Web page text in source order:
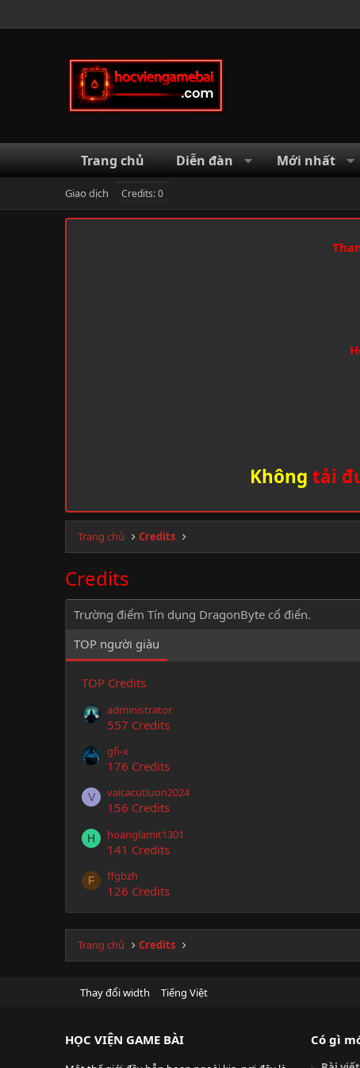
Trang chủ Diễn đàn Mới nhất
Giao dịch Credits: 0
Không tải
Trang chủ Credits
Credits
Trường điểm Tín dụng DragonByte cổ điển.
TOP người giàu
TOP Credits
administrator
557 Credits
gfi-x
176 Credits
V vaicacutluon2024
156 Credits
H hoanglamit1301
141 Credits
F ffgbzh
126 Credits
Trang chủ Credits
Thay đổi width Tiếng Việt
HỌC VIỆN GAME BÀI Có gì